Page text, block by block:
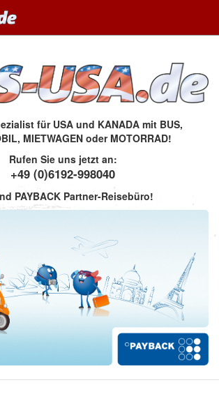
für USA und KANADA mit BUS,
MIETWAGEN oder MOTORRAD!
Rufen Sie uns jetzt an:
+49 (0)6192-998040
PAYBACK Partner-Reisebüro!